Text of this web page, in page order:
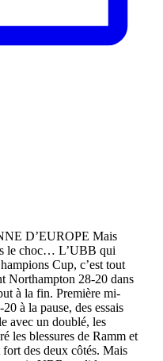
D’EUROPE Mais
le choc… L’UBB qui
Cup, c’est tout
Northampton 28-20 dans
à la fin. Première mi-
à la pause, des essais
avec un doublé, les
les blessures de Ramm et
des deux côtés. Mais